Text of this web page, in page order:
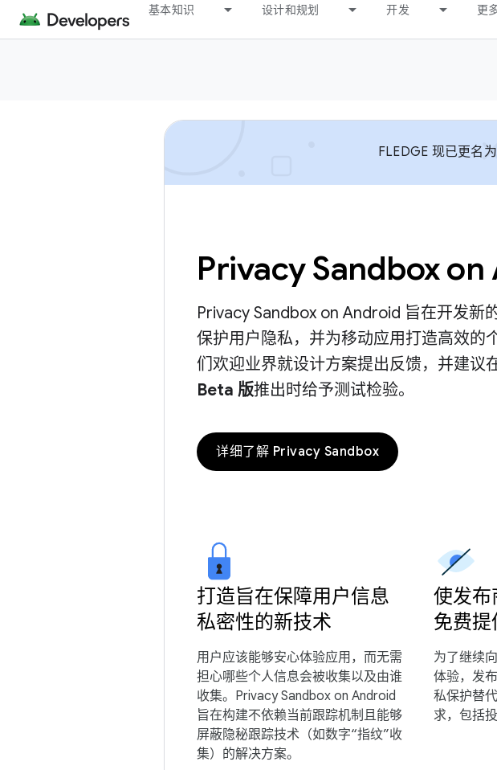
基本知识 设计和规划 开发 更
FLEDGE 现已更名
Privacy Sandbox
Privacy Sandbox on Android 旨在开发新
保护用户隐私，并为移动应用打造高效的
们欢迎业界就设计方案提出反馈，并建议
Beta 版推出时给予测试检验。
详细了解 Privacy Sandbox
打造旨在保障用户信息
私密性的新技术
用户应该能够安心体验应用，而无需
担心哪些个人信息会被收集以及由谁
收集。Privacy Sandbox on Android
旨在构建不依赖当前跟踪机制且能够
屏蔽隐秘跟踪技术（如数字“指纹”收
集）的解决方案。
使发布
免费
为了继续
体验，发
私保护替
求，包括